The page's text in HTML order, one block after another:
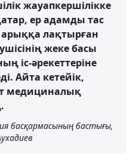
жауапкершілікке
ер адамды тас
лақтырған
жеке басы
іс-әрекеттеріне
Айта кетейік,
медициналық
басқармасының бастығы,